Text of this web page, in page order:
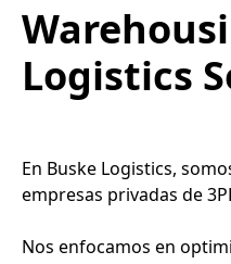
Logistics
En Buske Logistics,
empresas privadas de
Nos enfocamos en